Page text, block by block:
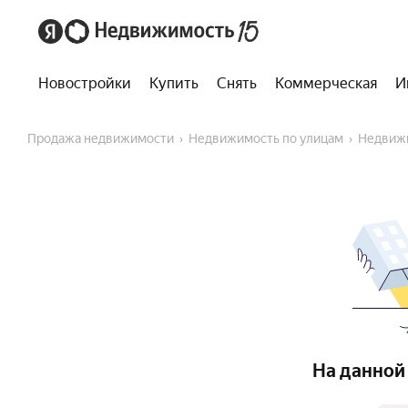
Новостройки Купить Снять Коммерческая
Продажа недвижимости Недвижимость по улицам
На